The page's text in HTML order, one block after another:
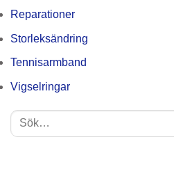
Reparationer
Storleksändring
Tennisarmband
Vigselringar